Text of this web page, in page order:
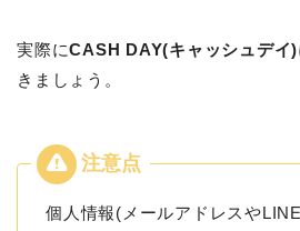
実際にCASH DAY(キャッシュデイ)
きましょう。
個人情報(メールアドレスや